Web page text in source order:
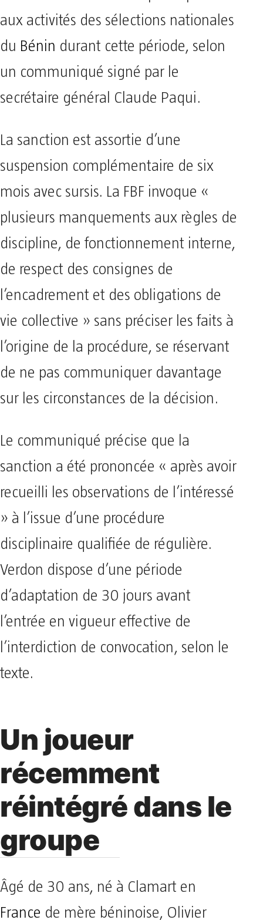
aux activités des sélections nationales
du Bénin durant cette période, selon
un communiqué signé par le
secrétaire général Claude Paqui.
La sanction est assortie d’une
suspension complémentaire de six
mois avec sursis. La FBF invoque «
plusieurs manquements aux règles de
discipline, de fonctionnement interne,
de respect des consignes de
l’encadrement et des obligations de
vie collective » sans préciser les faits à
l’origine de la procédure, se réservant
de ne pas communiquer davantage
sur les circonstances de la décision.
Le communiqué précise que la
sanction a été prononcée « après avoir
recueilli les observations de l’intéressé
» à l’issue d’une procédure
disciplinaire qualifiée de régulière.
Verdon dispose d’une période
d’adaptation de 30 jours avant
l’entrée en vigueur effective de
l’interdiction de convocation, selon le
texte.
Un joueur
récemment
réintégré dans le
groupe
Âgé de 30 ans, né à Clamart en
France de mère béninoise, Olivier